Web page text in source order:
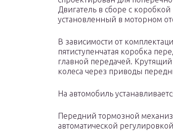
Двигатель в сборе с
установленный в моторном
В зависимости от
пятиступенчатая коробка
главной передачей.
колеса через приводы
На автомобиль
Передний тормозной
автоматической